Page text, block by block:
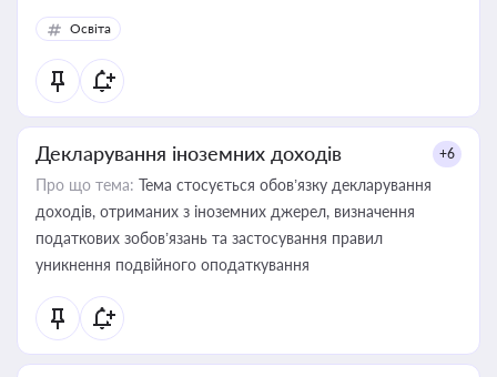
Освіта
Декларування іноземних доходів +6
Про що тема: Тема стосується обов’язку декларування
доходів, отриманих з іноземних джерел, визначення
податкових зобов’язань та застосування правил
уникнення подвійного оподаткування